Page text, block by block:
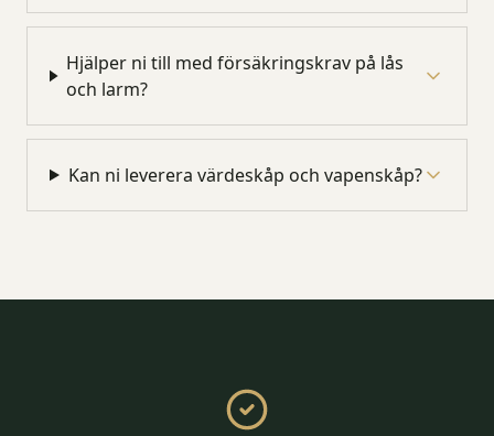
Hjälper ni till med försäkringskrav på lås
och larm?
Kan ni leverera värdeskåp och vapenskåp?